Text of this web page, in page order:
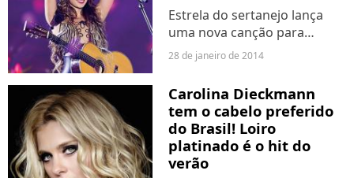
Estrela do sertanejo lança
uma nova canção para
promover seu DVD! Faixa foi
escrita por ela com
colaboração do veterano
Zezé Di Camargo.
28 de janeiro de 2014
Carolina Dieckmann
tem o cabelo preferido
do Brasil! Loiro
platinado é o hit do
verão